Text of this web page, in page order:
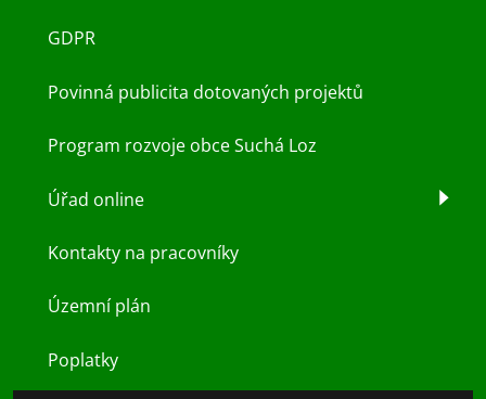
GDPR
Povinná publicita dotovaných projektů
Program rozvoje obce Suchá Loz
Úřad online
Kontakty na pracovníky
Územní plán
Poplatky